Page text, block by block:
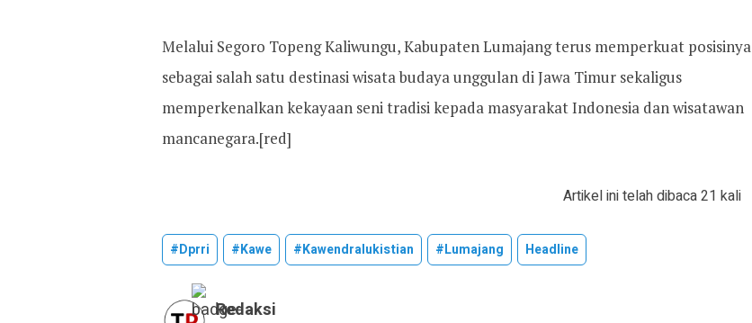
Melalui Segoro Topeng Kaliwungu, Kabupaten Lumajang terus memperkuat posisinya
sebagai salah satu destinasi wisata budaya unggulan di Jawa Timur sekaligus
memperkenalkan kekayaan seni tradisi kepada masyarakat Indonesia dan wisatawan
mancanegara.[red]
Artikel ini telah dibaca 21 kali
#dprri #kawe #kawendralukistian #lumajang Headline
Redaksi